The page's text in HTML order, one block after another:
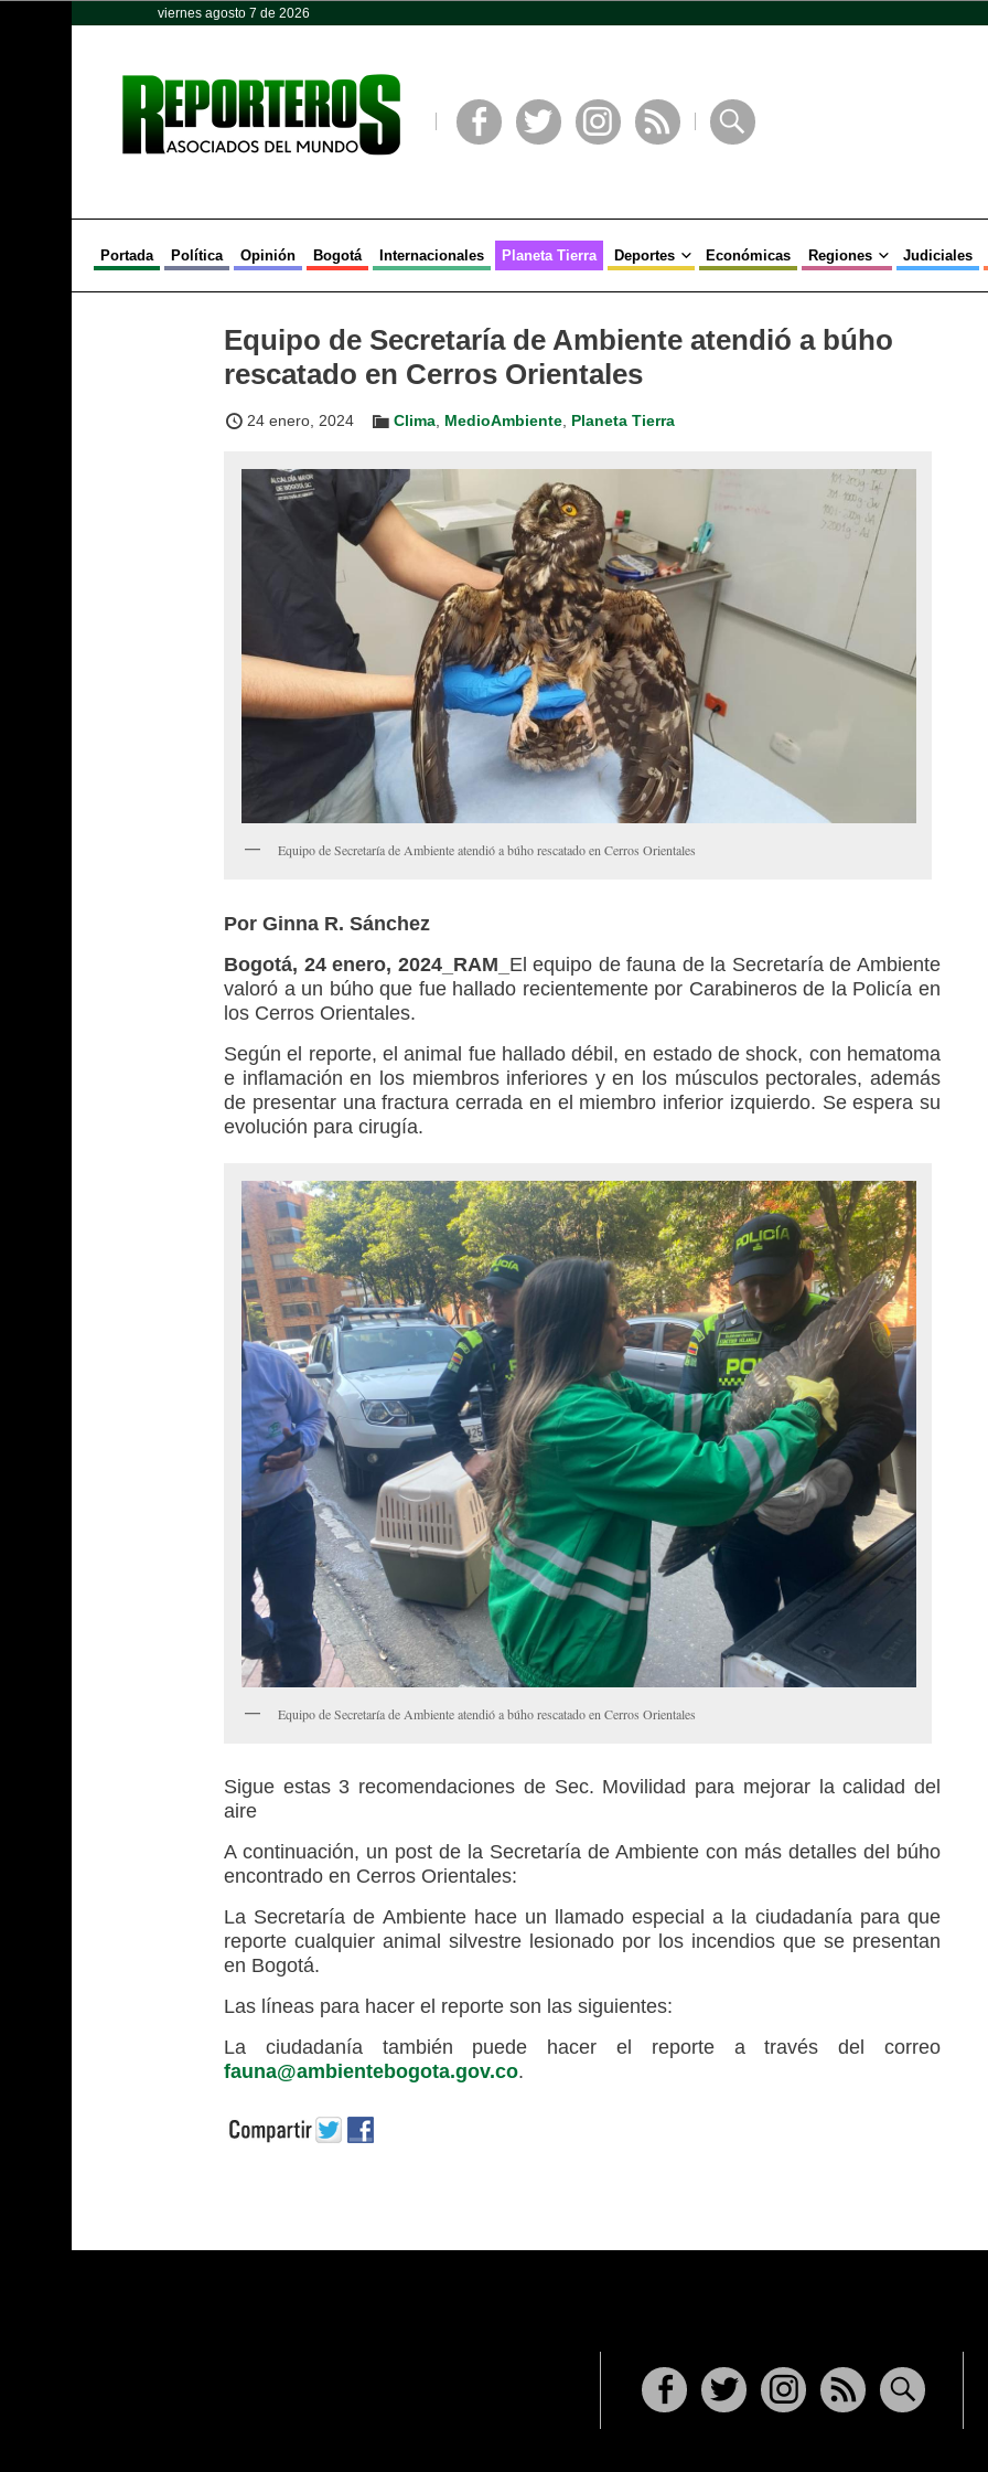
viernes agosto 7 de 2026
Portada Política Opinión Bogotá Internacionales Planeta Tierra Deportes Económicas Regiones Judiciales
Equipo de Secretaría de Ambiente atendió a búho
rescatado en Cerros Orientales
24 enero, 2024 Clima MedioAmbiente Planeta Tierra
Equipo de Secretaría de Ambiente atendió a búho rescatado en Cerros Orientales
Por Ginna R. Sánchez
Bogotá, 24 enero, 2024_RAM_ El equipo de fauna de la Secretaría de Ambiente
valoró a un búho que fue hallado recientemente por Carabineros de la Policía en
los Cerros Orientales.
Según el reporte, el animal fue hallado débil, en estado de shock, con hematoma
e inflamación en los miembros inferiores y en los músculos pectorales, además
de presentar una fractura cerrada en el miembro inferior izquierdo. Se espera su
evolución para cirugía.
Equipo de Secretaría de Ambiente atendió a búho rescatado en Cerros Orientales
Sigue estas 3 recomendaciones de Sec. Movilidad para mejorar la calidad del
aire
A continuación, un post de la Secretaría de Ambiente con más detalles del búho
encontrado en Cerros Orientales:
La Secretaría de Ambiente hace un llamado especial a la ciudadanía para que
reporte cualquier animal silvestre lesionado por los incendios que se presentan
en Bogotá.
Las líneas para hacer el reporte son las siguientes:
La ciudadanía también puede hacer el reporte a través del correo
fauna@ambientebogota.gov.co.
Opinión Política